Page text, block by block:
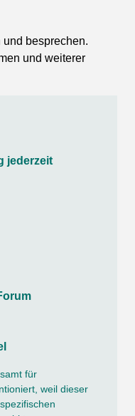
besprechen.
und weiterer
jederzeit
für
weil dieser